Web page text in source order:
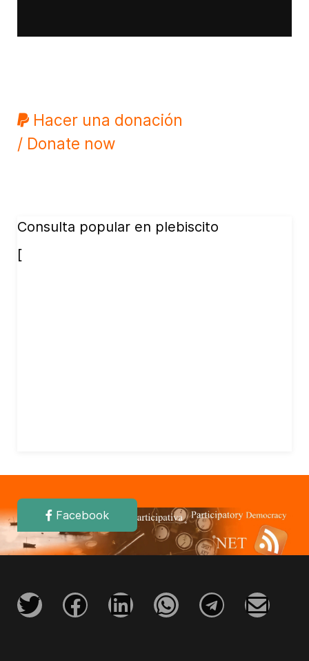
Hacer una donación
/ Donate now
Consulta popular en plebiscito
[
Facebook